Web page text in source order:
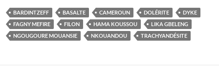
BARDINTZEFF BASALTE CAMEROUN DOLÉRITE
DYKE
FAGNY MEFIRE
FILON HAMA KOUSSOU
LIKA GBELENG
NGOUGOURE MOUANSIE
NKOUANDOU TRACHYANDÉSITE